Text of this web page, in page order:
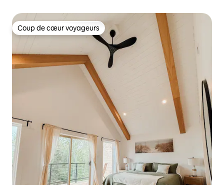
Coup de cœur voyageurs
Coup de cœur voyageurs